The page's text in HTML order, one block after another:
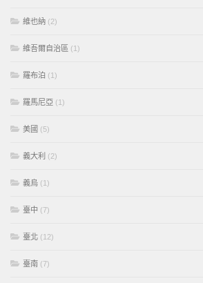
維也納 (2)
維吾爾自治區 (1)
羅布泊 (1)
羅馬尼亞 (1)
美國 (5)
義大利 (2)
義烏 (1)
臺中 (7)
臺北 (12)
臺南 (7)